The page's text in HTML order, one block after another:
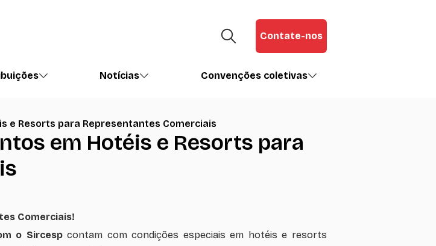
Contate-nos
Notícias Convenções coletivas
e Resorts para Representantes Comerciais
em Hotéis e Resorts para
Comerciais!
o Sircespcontam com condições especiais em hotéis e resorts